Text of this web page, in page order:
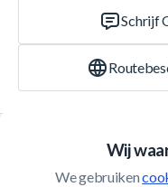
Wij
We gebruiken
Schrijf